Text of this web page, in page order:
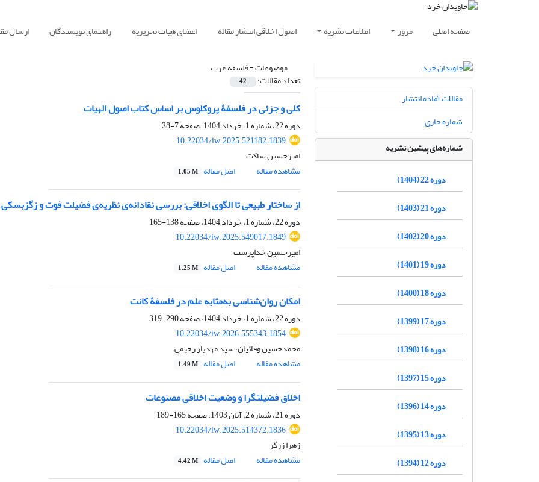
صفحه اصلی مرور اطلاعات نشریه اصول اخلاقی انتشار مقاله اعضای هیات تحریریه راهنمای نویسندگان ارسال
موضوعات =فلسفه غرب
تعداد مقالات: 42
کلی و جزئی در فلسفۀ پروکلوس بر اساس کتاب اصول الهیات
دوره 22، شماره 1، خرداد 1404، صفحه
7-28
10.22034/iw.2025.521182.1839
امیرحسین ساکت
مشاهده مقاله
اصل مقاله 1.05 M
از ساختار طبیعی تا الگوی اخلاقی: بررسی نقادانه‌ی نظریه‌ی فضیلت فوت و زگزبسکی
دوره 22، شماره 1، خرداد 1404، صفحه
138-165
10.22034/iw.2025.549017.1849
امیرحسین خداپرست
مشاهده مقاله
اصل مقاله 1.25 M
امکان روان‌شناسی به‌مثابه علم در فلسفۀ کانت
دوره 22، شماره 1، خرداد 1404، صفحه
290-319
10.22034/iw.2026.555343.1854
محمدحسین وفائیان، سید مهدیار رحیمی
مشاهده مقاله
اصل مقاله 1.49 M
اخلاق فضیلت‎گرا و وضعیت اخلاقی مصنوعات
دوره 21، شماره 2، آبان 1403، صفحه
165-189
10.22034/iw.2025.514372.1836
زهرا زرگر
مشاهده مقاله
اصل مقاله 4.42 M
مقالات آماده انتشار
شماره جاری
شماره‌های پیشین نشریه
دوره 22 (1404)
دوره 21 (1403)
دوره 20 (1402)
دوره 19 (1401)
دوره 18 (1400)
دوره 17 (1399)
دوره 16 (1398)
دوره 15 (1397)
دوره 14 (1396)
دوره 13 (1395)
دوره 12 (1394)